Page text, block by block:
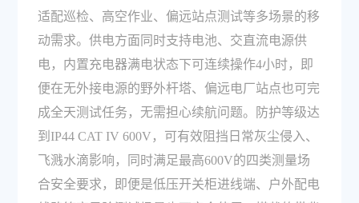
适配巡检、高空作业、偏远站点测试等多场景的移
动需求。供电方面同时支持电池、交直流电源供
电，内置充电器满电状态下可连续操作4小时，即
便在无外接电源的野外杆塔、偏远电厂站点也可完
成全天测试任务，无需担心续航问题。防护等级达
到IP44 CAT IV 600V，可有效阻挡日常灰尘侵入、
飞溅水滴影响，同时满足最高600V的四类测量场
合安全要求，即便是低压开关柜进线端、户外配电